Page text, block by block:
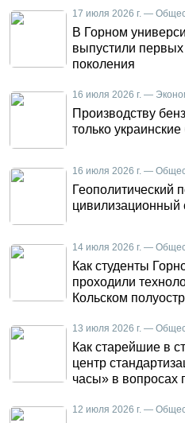
17 июля 2026 г. —
В Горном
выпустили
поколения
16 июля 2026 г. —
Производству
только
16 июля 2026 г. —
Геополитический
цивилизационный
14 июля 2026 г. —
Как студенты
проходили
Кольском
13 июля 2026 г. —
Как старейшие в
центр
часы» в вопросах
12 июля 2026 г. —